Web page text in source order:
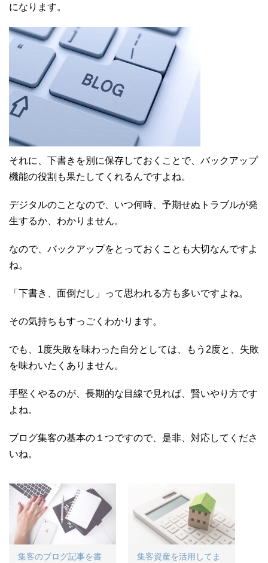
になります。
それに、下書きを別に保存しておくことで、バックアップ
機能の役割も果たしてくれるんですよね。
デジタルのことなので、いつ何時、予期せぬトラブルが発
生するか、わかりません。
なので、バックアップをとっておくことも大切なんですよ
ね。
「下書き、面倒だし」って思われる方も多いですよね。
その気持ちもすっごくわかります。
でも、1度失敗を味わった自分としては、もう2度と、失敗
を味わいたくありません。
手堅くやるのが、長期的な目線で見れば、賢いやり方です
よね。
ブログ集客の基本の１つですので、是非、対応してくださ
いね。
集客のブログ記事を書
集客資産を活用してま